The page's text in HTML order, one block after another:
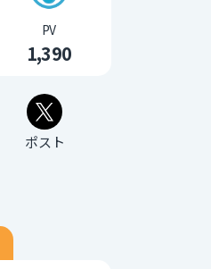
PV
1,390
ポスト